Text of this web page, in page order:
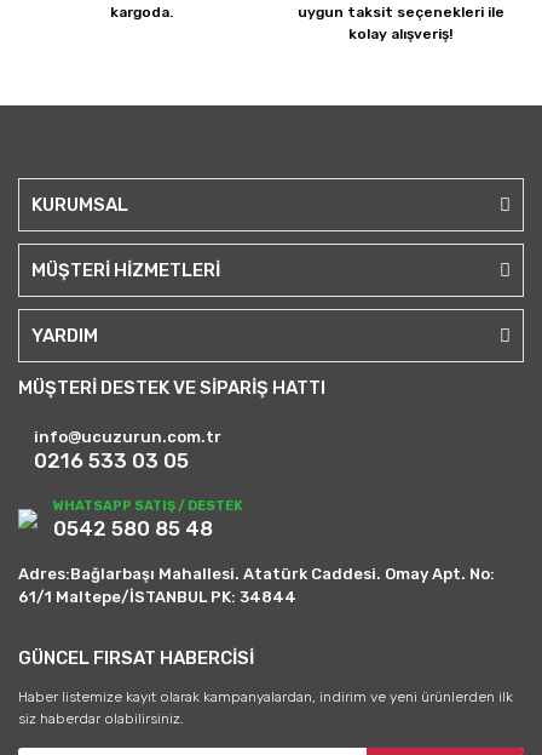
kargoda.
uygun taksit seçenekleri ile
kolay alışveriş!
KURUMSAL
MÜŞTERİ HİZMETLERİ
YARDIM
MÜŞTERİ DESTEK VE SİPARİŞ HATTI
info@ucuzurun.com.tr
0216 533 03 05
WHATSAPP SATIŞ / DESTEK
0542 580 85 48
Adres:Bağlarbaşı Mahallesi. Atatürk Caddesi. Omay Apt. No:
61/1 Maltepe/İSTANBUL PK: 34844
GÜNCEL FIRSAT HABERCİSİ
Haber listemize kayıt olarak kampanyalardan, indirim ve yeni ürünlerden ilk
siz haberdar olabilirsiniz.